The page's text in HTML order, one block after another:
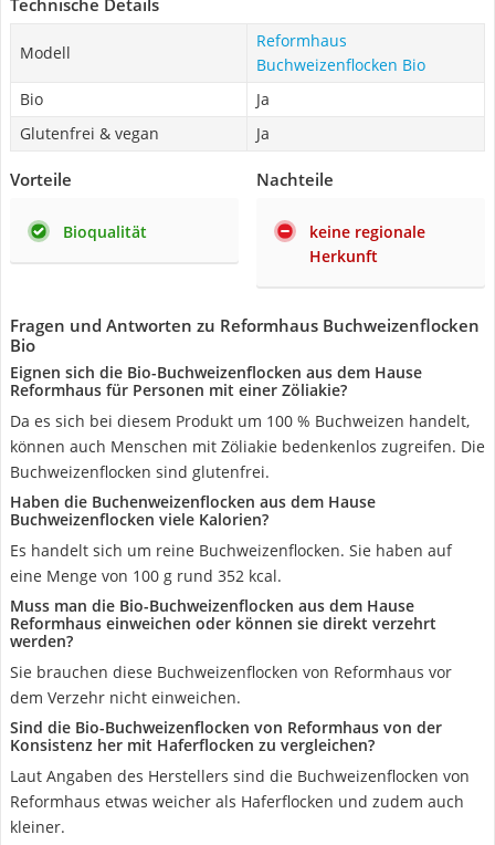
Technische Details
Modell
Reformhaus
Buchweizenflocken Bio
Bio
Ja
Glutenfrei & vegan
Ja
Vorteile
Bioqualität
Nachteile
keine regionale
Herkunft
Fragen und Antworten zu Reformhaus Buchweizenflocken
Bio
Eignen sich die Bio-Buchweizenflocken aus dem Hause
Reformhaus für Personen mit einer Zöliakie?
Da es sich bei diesem Produkt um 100 % Buchweizen handelt,
können auch Menschen mit Zöliakie bedenkenlos zugreifen. Die
Buchweizenflocken sind glutenfrei.
Haben die Buchenweizenflocken aus dem Hause
Buchweizenflocken viele Kalorien?
Es handelt sich um reine Buchweizenflocken. Sie haben auf
eine Menge von 100 g rund 352 kcal.
Muss man die Bio-Buchweizenflocken aus dem Hause
Reformhaus einweichen oder können sie direkt verzehrt
werden?
Sie brauchen diese Buchweizenflocken von Reformhaus vor
dem Verzehr nicht einweichen.
Sind die Bio-Buchweizenflocken von Reformhaus von der
Konsistenz her mit Haferflocken zu vergleichen?
Laut Angaben des Herstellers sind die Buchweizenflocken von
Reformhaus etwas weicher als Haferflocken und zudem auch
kleiner.